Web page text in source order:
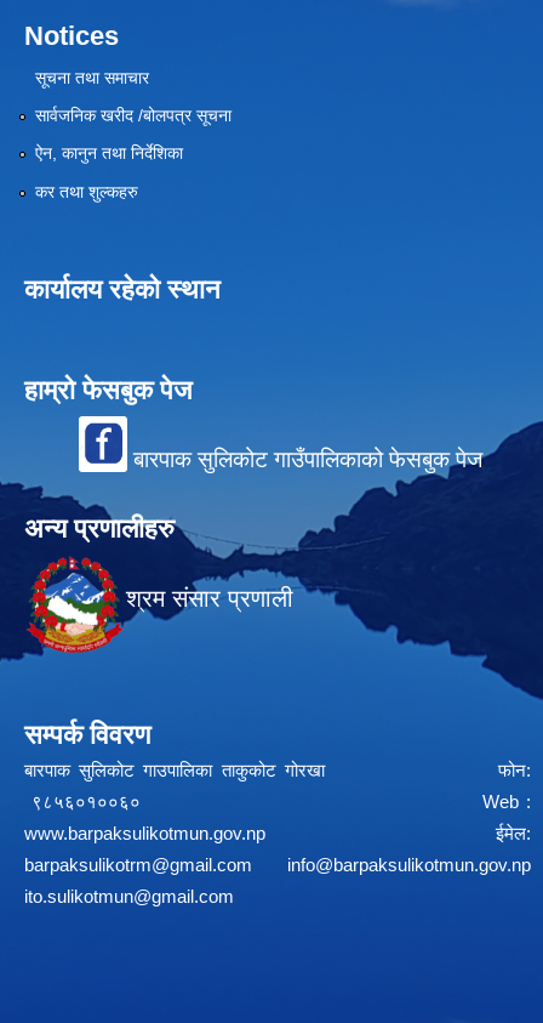
Notices
सूचना तथा समाचार
सार्वजनिक खरीद /बोलपत्र सूचना
ऐन, कानुन तथा निर्देशिका
कर तथा शुल्कहरु
कार्यालय रहेको स्थान
हाम्रो फेसबुक पेज
बारपाक सुलिकोट गाउँपालिकाको फेसबुक पेज
अन्य प्रणालीहरु
श्रम संसार प्रणाली
सम्पर्क विवरण
बारपाक सुलिकोट गाउपालिका ताकुकोट गोरखा फोन:
९८५६०१००६० Web :
www.barpaksulikotmun.gov.np
ईमेल:
barpaksulikotrm@gmail.com
info@barpaksulikotmun.gov.np
ito.sulikotmun@gmail.com